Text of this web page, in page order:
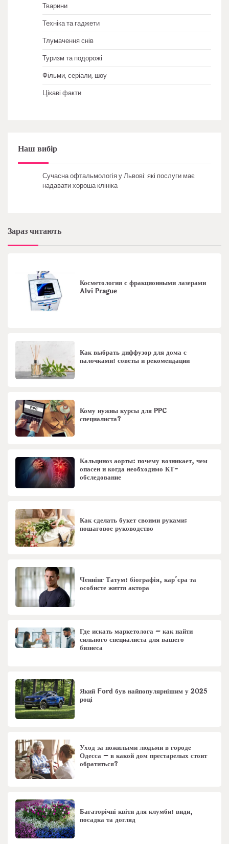
Тварини
Техніка та гаджети
Тлумачення снів
Туризм та подорожі
Фільми, серіали, шоу
Цікаві факти
Наш вибір
Сучасна офтальмологія у Львові: які послуги має
надавати хороша клініка
Зараз читають
Косметология с фракционными лазерами
Alvi Prague
Как выбрать диффузор для дома с
палочками: советы и рекомендации
Кому нужны курсы для PPC
специалиста?
Кальциноз аорты: почему возникает, чем
опасен и когда необходимо КТ-
обследование
Как сделать букет своими руками:
пошаговое руководство
Ченнінг Татум: біографія, кар’єра та
особисте життя актора
Где искать маркетолога – как найти
сильного специалиста для вашего
бизнеса
Який Ford був найпопулярнішим у 2025
році
Уход за пожилыми людьми в городе
Одесса – в какой дом престарелых стоит
обратиться?
Багаторічні квіти для клумби: види,
посадка та догляд